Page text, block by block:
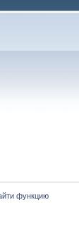
функцию